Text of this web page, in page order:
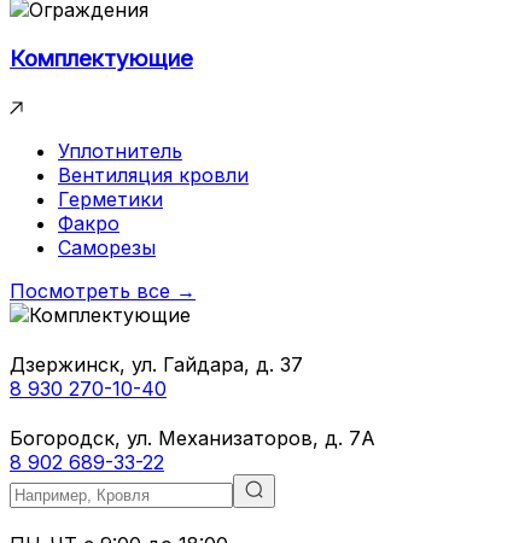
Комплектующие
Уплотнитель
Вентиляция кровли
Герметики
Факро
Саморезы
Посмотреть все →
Дзержинск, ул. Гайдара, д. 37
8 930 270-10-40
Богородск, ул. Механизаторов, д. 7А
8 902 689-33-22